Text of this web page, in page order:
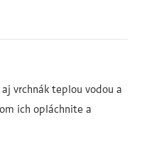
vrchnák teplou vodou a
ich opláchnite a